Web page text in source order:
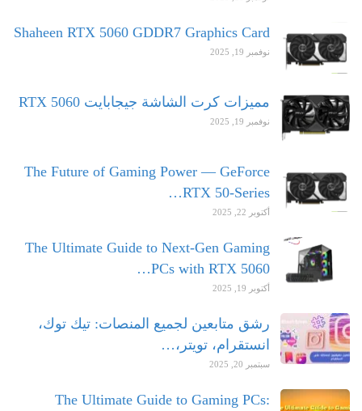
Shaheen RTX 5060 GDDR7 Graphics Card
نوفمبر 19, 2025
مميزات كرت الشاشة جيجابايت RTX 5060
نوفمبر 19, 2025
The Future of Gaming Power — GeForce
RTX 50-Series…
أكتوبر 22, 2025
The Ultimate Guide to Next-Gen Gaming
PCs with RTX 5060…
أكتوبر 19, 2025
رشق متابعين لجميع المنصات: تيك توك،
انستقرام، تويتر،…
سبتمبر 20, 2025
The Ultimate Guide to Gaming PCs: